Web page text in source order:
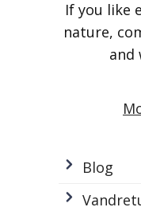
If you like
nature,
and
Blog